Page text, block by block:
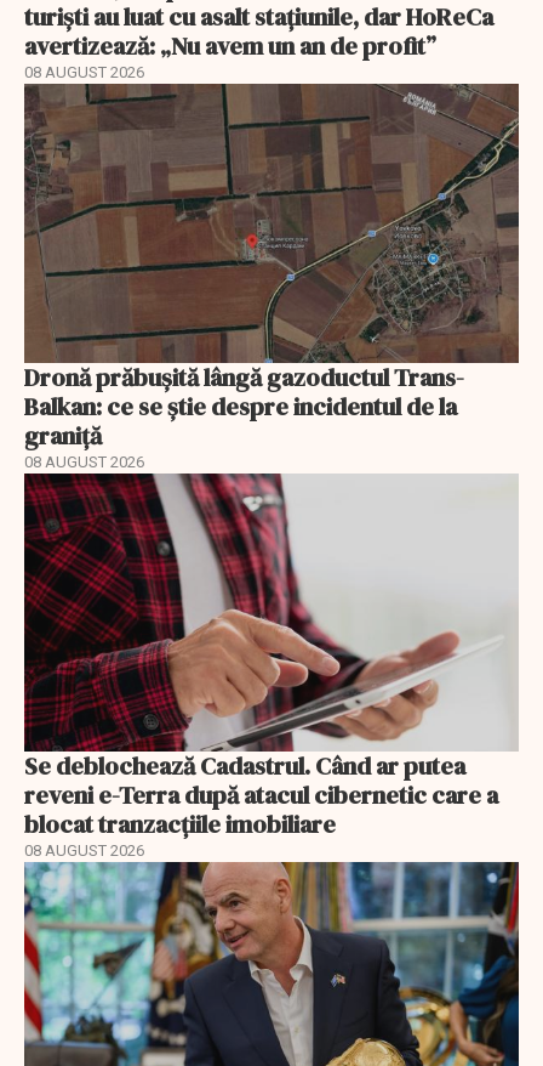
turiști au luat cu asalt stațiunile, dar HoReCa
avertizează: „Nu avem un an de profit”
08 AUGUST 2026
Dronă prăbușită lângă gazoductul Trans-
Balkan: ce se știe despre incidentul de la
graniță
08 AUGUST 2026
Se deblochează Cadastrul. Când ar putea
reveni e-Terra după atacul cibernetic care a
blocat tranzacțiile imobiliare
08 AUGUST 2026